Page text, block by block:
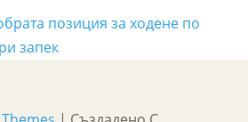
позиция за ходене по
запек